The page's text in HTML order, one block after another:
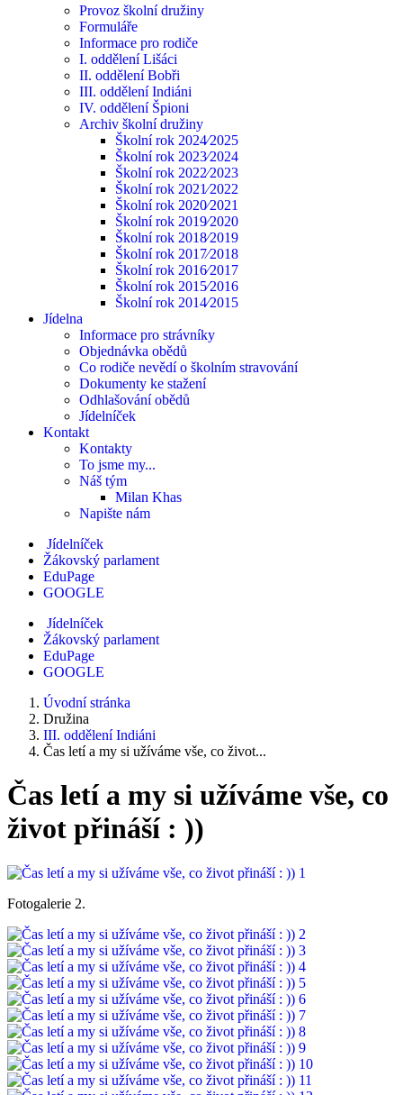
Provoz školní družiny
Formuláře
Informace pro rodiče
I. oddělení Lišáci
II. oddělení Bobři
III. oddělení Indiáni
IV. oddělení Špioni
Archiv školní družiny
Školní rok 2024⁄2025
Školní rok 2023⁄2024
Školní rok 2022⁄2023
Školní rok 2021⁄2022
Školní rok 2020⁄2021
Školní rok 2019⁄2020
Školní rok 2018⁄2019
Školní rok 2017⁄2018
Školní rok 2016⁄2017
Školní rok 2015⁄2016
Školní rok 2014⁄2015
Jídelna
Informace pro strávníky
Objednávka obědů
Co rodiče nevědí o školním stravování
Dokumenty ke stažení
Odhlašování obědů
Jídelníček
Kontakt
Kontakty
To jsme my...
Náš tým
Milan Khas
Napište nám
Jídelníček
Žákovský parlament
EduPage
GOOGLE
Jídelníček
Žákovský parlament
EduPage
GOOGLE
Úvodní stránka
Družina
III. oddělení Indiáni
Čas letí a my si užíváme vše, co život...
Čas letí a my si užíváme vše, co
život přináší : ))
Fotogalerie 2.